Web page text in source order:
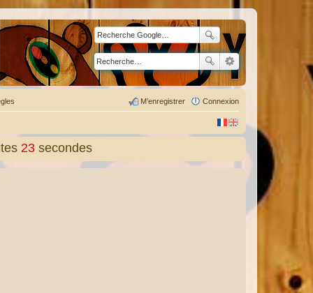
Connexion
M’enregistrer
24 secondes